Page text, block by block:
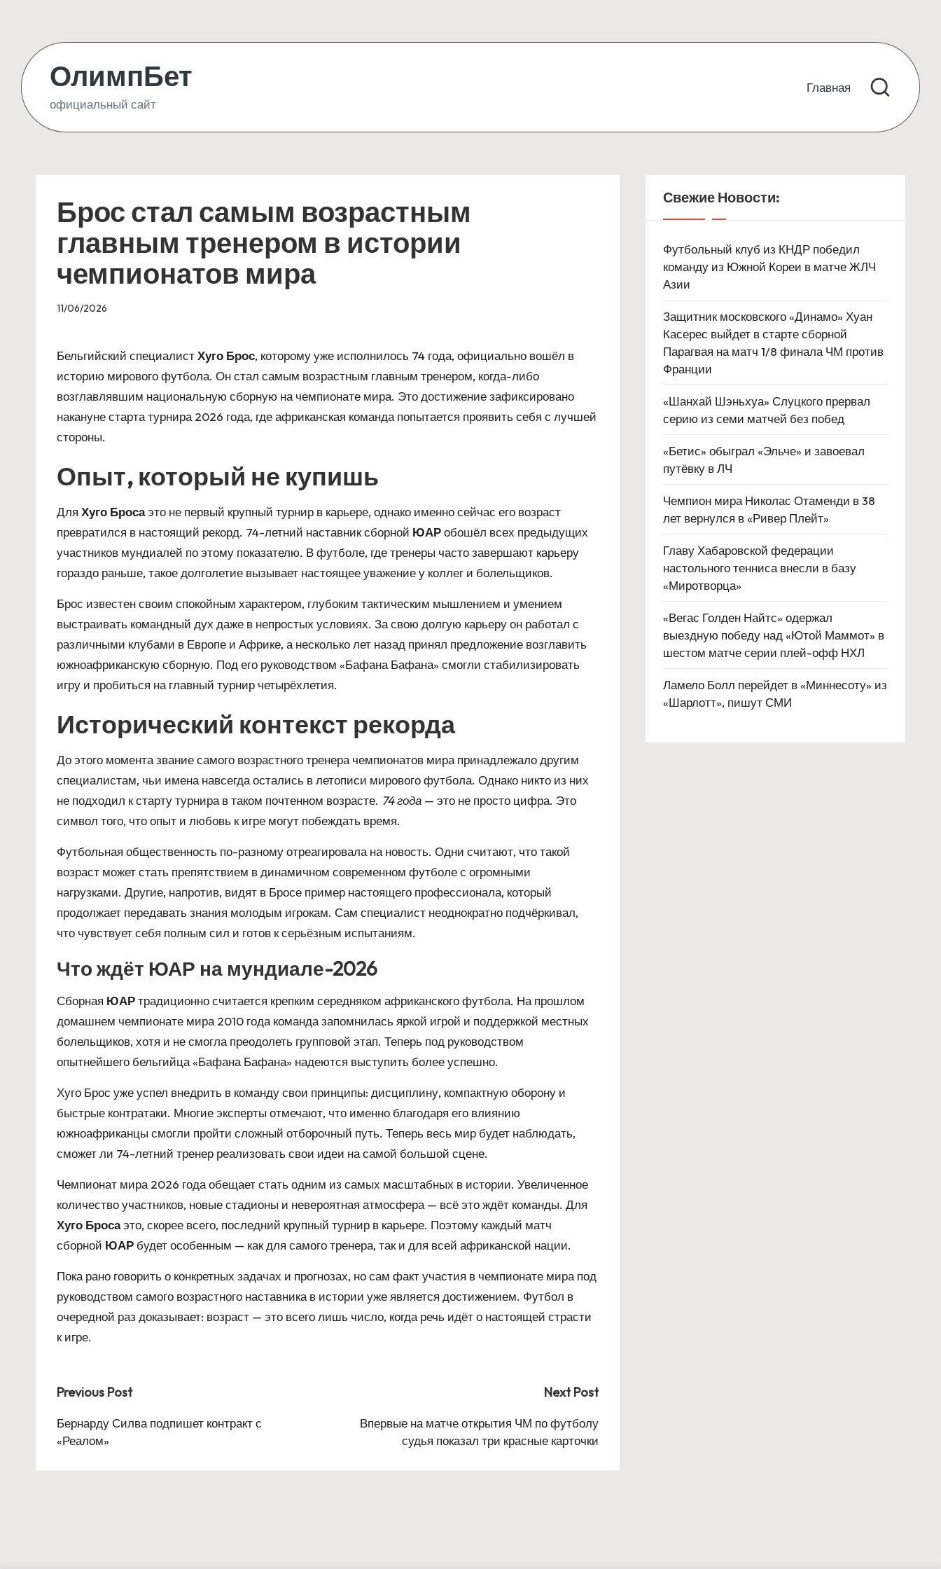
content
ОлимпБет
официальный сайт
Главная
Брос стал самым возрастным
главным тренером в истории
чемпионатов мира
11/06/2026
Бельгийский специалистХуго Брос, которому уже исполнилось 74 года, официально вошёл в
историю мирового футбола. Он стал самым возрастным главным тренером, когда-либо
возглавлявшим национальную сборную на чемпионате мира. Это достижение зафиксировано
накануне старта турнира 2026 года, где африканская команда попытается проявить себя с лучшей
стороны.
Опыт, который не купишь
Для Хуго Бросаэто не первый крупный турнир в карьере, однако именно сейчас его возраст
превратился в настоящий рекорд. 74-летний наставник сборной ЮАРобошёл всех предыдущих
участников мундиалей по этому показателю. В футболе, где тренеры часто завершают карьеру
гораздо раньше, такое долголетие вызывает настоящее уважение у коллег и болельщиков.
Брос известен своим спокойным характером, глубоким тактическим мышлением и умением
выстраивать командный дух даже в непростых условиях. За свою долгую карьеру он работал с
различными клубами в Европе и Африке, а несколько лет назад принял предложение возглавить
южноафриканскую сборную. Под его руководством «Бафана Бафана» смогли стабилизировать
игру и пробиться на главный турнир четырёхлетия.
Исторический контекст рекорда
До этого момента звание самого возрастного тренера чемпионатов мира принадлежало другим
специалистам, чьи имена навсегда остались в летописи мирового футбола. Однако никто из них
не подходил к старту турнира в таком почтенном возрасте. 74 года — это не просто цифра. Это
символ того, что опыт и любовь к игре могут побеждать время.
Футбольная общественность по-разному отреагировала на новость. Одни считают, что такой
возраст может стать препятствием в динамичном современном футболе с огромными
нагрузками. Другие, напротив, видят в Бросе пример настоящего профессионала, который
продолжает передавать знания молодым игрокам. Сам специалист неоднократно подчёркивал,
что чувствует себя полным сил и готов к серьёзным испытаниям.
Что ждёт ЮАР на мундиале-2026
Сборная ЮАРтрадиционно считается крепким середняком африканского футбола. На прошлом
домашнем чемпионате мира 2010 года команда запомнилась яркой игрой и поддержкой местных
болельщиков, хотя и не смогла преодолеть групповой этап. Теперь под руководством
опытнейшего бельгийца «Бафана Бафана» надеются выступить более успешно.
Хуго Брос уже успел внедрить в команду свои принципы: дисциплину, компактную оборону и
быстрые контратаки. Многие эксперты отмечают, что именно благодаря его влиянию
южноафриканцы смогли пройти сложный отборочный путь. Теперь весь мир будет наблюдать,
сможет ли 74-летний тренер реализовать свои идеи на самой большой сцене.
Чемпионат мира 2026 года обещает стать одним из самых масштабных в истории. Увеличенное
количество участников, новые стадионы и невероятная атмосфера — всё это ждёт команды. Для
Хуго Бросаэто, скорее всего, последний крупный турнир в карьере. Поэтому каждый матч
сборной ЮАР будет особенным — как для самого тренера, так и для всей африканской нации.
Пока рано говорить о конкретных задачах и прогнозах, но сам факт участия в чемпионате мира под
руководством самого возрастного наставника в истории уже является достижением. Футбол в
очередной раз доказывает: возраст — это всего лишь число, когда речь идёт о настоящей страсти
к игре.
Post
navigation
Previous Post
Бернарду Силва подпишет контракт с
«Реалом»
Next Post
Впервые на матче открытия ЧМ по футболу
судья показал три красные карточки
Свежие Новости:
Футбольный клуб из КНДР победил
команду из Южной Кореи в матче ЖЛЧ
Азии
Защитник московского «Динамо» Хуан
Касерес выйдет в старте сборной
Парагвая на матч 1/8 финала ЧМ против
Франции
«Шанхай Шэньхуа» Слуцкого прервал
серию из семи матчей без побед
«Бетис» обыграл «Эльче» и завоевал
путёвку в ЛЧ
Чемпион мира Николас Отаменди в 38
лет вернулся в «Ривер Плейт»
Главу Хабаровской федерации
настольного тенниса внесли в базу
«Миротворца»
«Вегас Голден Найтс» одержал
выездную победу над «Ютой Маммот» в
шестом матче серии плей-офф НХЛ
Ламело Болл перейдет в «Миннесоту» из
«Шарлотт», пишут СМИ